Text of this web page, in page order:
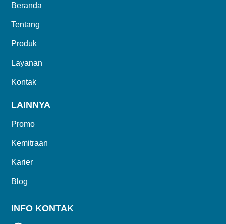
Beranda
Tentang
Produk
Layanan
Kontak
LAINNYA
Promo
Kemitraan
Karier
Blog
INFO KONTAK